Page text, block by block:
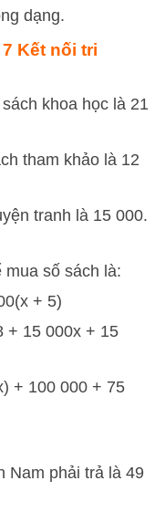
dạng.
Kết nối tri
khoa học là 21
tham khảo là 12
tranh là 15 000.
mua số sách là:
+ 5)
+ 15 000x + 15
+ 100 000 + 75
Nam phải trả là 49